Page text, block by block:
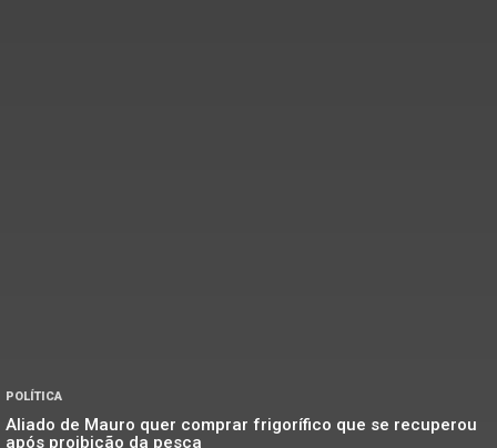
POLÍTICA
Aliado de Mauro quer comprar frigorífico que se recuperou
após proibição da pesca